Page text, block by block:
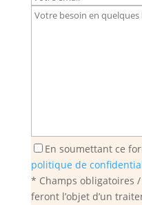
En soumettant ce
politique de
* Champs obligatoires
feront l’objet d’un